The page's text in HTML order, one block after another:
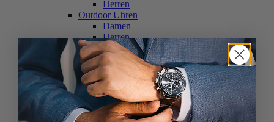
Herren
Outdoor Uhren
Damen
Herren
Schweizer Uhren
Damen
Herren
Skelettuhren
Damen
Herren
Smartwatches